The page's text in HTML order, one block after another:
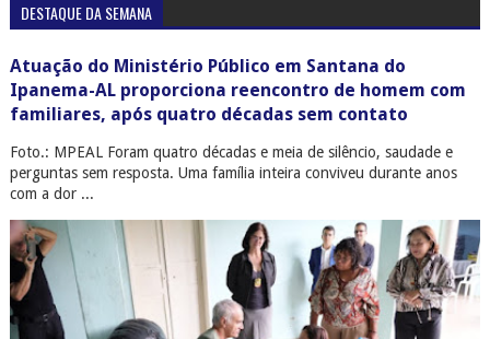
DESTAQUE DA SEMANA
Atuação do Ministério Público em Santana do
Ipanema-AL proporciona reencontro de homem com
familiares, após quatro décadas sem contato
Foto.: MPEAL Foram quatro décadas e meia de silêncio, saudade e
perguntas sem resposta. Uma família inteira conviveu durante anos
com a dor ...